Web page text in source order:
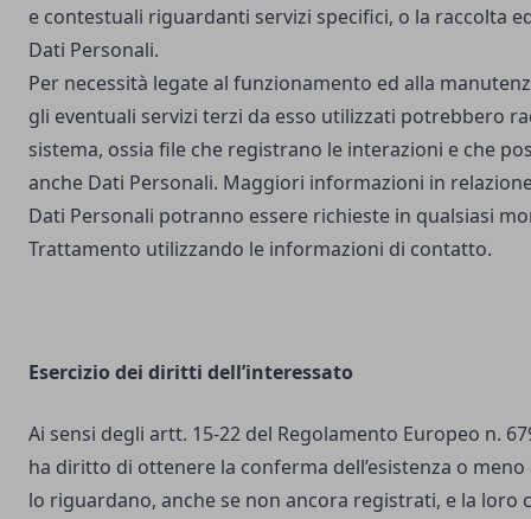
e contestuali riguardanti servizi specifici, o la raccolta
Dati Personali.
Per necessità legate al funzionamento ed alla
gli eventuali servizi terzi da esso utilizzati potrebbero
sistema, ossia file che registrano le interazioni e che
anche Dati Personali. Maggiori informazioni in
Dati Personali potranno essere richieste in qualsiasi
Trattamento utilizzando le informazioni di contatto.
Esercizio dei diritti dell’interessato
Ai sensi degli artt. 15-22 del Regolamento Europeo n.
ha diritto di ottenere la conferma dell’esistenza o
lo riguardano, anche se non ancora registrati, e la loro